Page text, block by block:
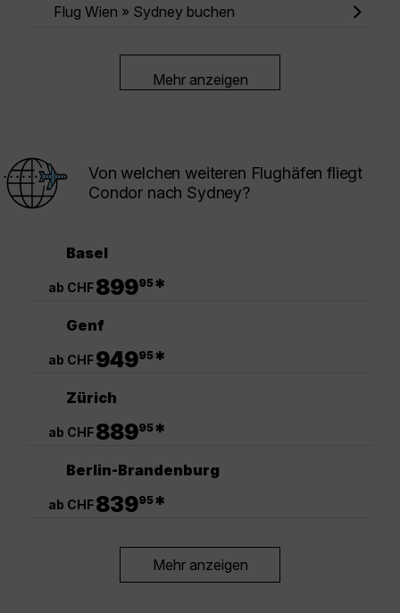
Flug Wien » Sydney buchen
Mehr anzeigen
Von welchen weiteren Flughäfen fliegt
Condor nach Sydney?
Basel
ab CHF89995*
Genf
ab CHF94995*
Zürich
ab CHF88995*
Berlin-Brandenburg
ab CHF83995*
Mehr anzeigen